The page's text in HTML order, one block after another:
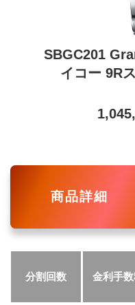
SBGC201
イコー 9R
商品詳細